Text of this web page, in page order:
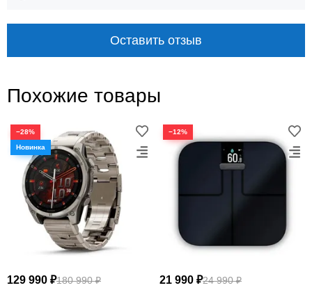
Оставить отзыв
Похожие товары
−28%
129 990 ₽180 990 ₽
−12%
21 990 ₽24 990 ₽